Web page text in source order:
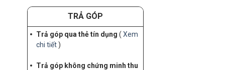
TRẢ GÓP
Trả góp qua thẻ tín dụng ( Xem
chi tiết)
Trả góp không chứng minh thu